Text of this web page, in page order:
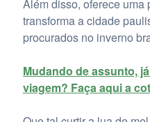
Além disso, oferece
transforma a cidade
procurados no inverno
Mudando de assunto,
viagem? Faça aqui a